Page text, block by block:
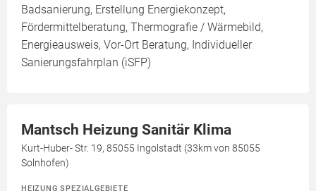
Badsanierung, Erstellung Energiekonzept,
Fördermittelberatung, Thermografie / Wärmebild,
Energieausweis, Vor-Ort Beratung, Individueller
Sanierungsfahrplan (iSFP)
Mantsch Heizung Sanitär Klima
Kurt-Huber- Str. 19, 85055 Ingolstadt (33km von 85055
Solnhofen)
HEIZUNG SPEZIALGEBIETE